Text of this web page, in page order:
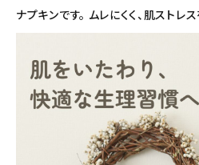
アルマウィン
アルモニベルツ
コラム・スタッフのおすすめ
ご利用ガイド等
ナプキンです。 ムレにくく、肌ストレ